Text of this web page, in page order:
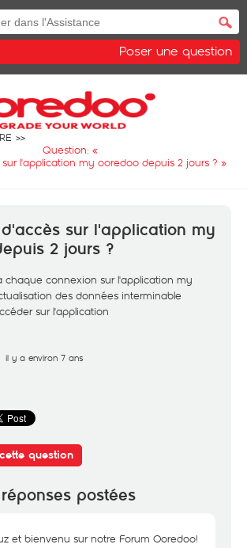
Poser une question
Question: «
l'application my ooredoo depuis 2 jours ? »
sur l'application my
2 jours ?
chaque connexion sur l'application my
des données interminable
sur l'application
il y a environ 7 ans
question
postées
et bienvenu sur notre Forum Ooredoo!